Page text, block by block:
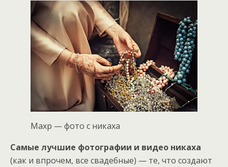
Махр — фото с никаха
Самые лучшие фотографии и видео никаха
(как и впрочем, все свадебные) — те, что создают